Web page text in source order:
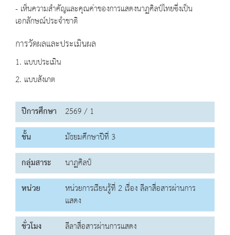
- เห็นความสำคัญและคุณค่าของการแสดงนาฏศิลป์ไทยซึ่งเป็น
เอกลักษณ์ประจำชาติ
การวัดผลและประเมินผล
1. แบบประเมิน
2. แบบสังเกต
ปีการศึกษา 2569 / 1
ชั้น
มัธยมศึกษาปีที่ 3
กลุ่มสาระ
นาฏศิลป์
หน่วย
หน่วยการเรียนรู้ที่ 2 เรื่อง ลีลาสื่อสารผ่านการ
แสดง
ชั่วโมง
ลีลาสื่อสารผ่านการแสดง